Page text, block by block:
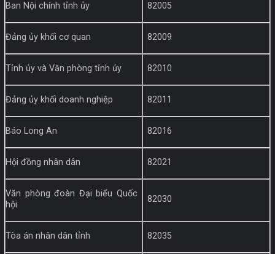
Ban Nội chính tỉnh ủy 82005
Đảng ủy khối cơ quan 82009
Tỉnh ủy và Văn phòng tỉnh ủy 82010
Đảng ủy khối doanh nghiệp 82011
Báo Long An 82016
Hội đồng nhân dân 82021
Văn phòng đoàn Đại biểu Quốc
hội
82030
Tòa án nhân dân tỉnh 82035